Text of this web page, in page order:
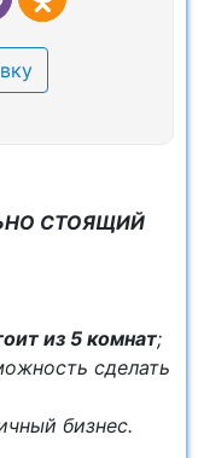
СТОЯЩИЙ
из 5 комнат;
сделать
бизнес.